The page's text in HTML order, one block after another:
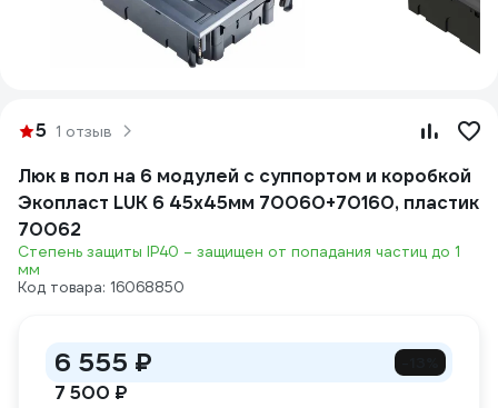
5 1 отзыв
Люк в пол на 6 модулей с суппортом и коробкой
Экопласт LUK 6 45х45мм 70060+70160, пластик
70062
Степень защиты IP40 – защищен от попадания частиц до 1
мм
Код товара: 16068850
6 555 ₽
7 500 ₽